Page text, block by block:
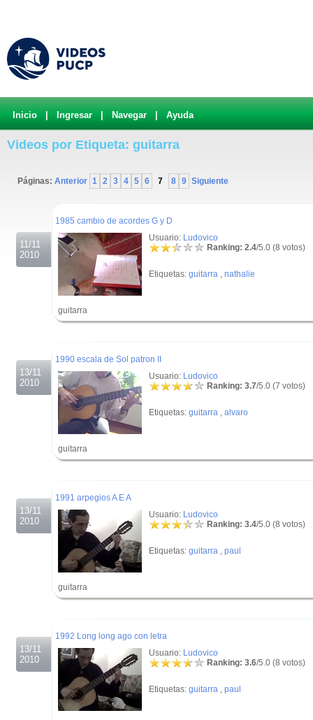
Inicio Ingresar Navegar Ayuda
Videos por Etiqueta: guitarra
Páginas: Anterior 1 2 3 4 5 6 7 8 9 Siguiente
11/11
2010
1985 cambio de acordes G y D
Usuario: Ludovico
Ranking: 2.4/5.0 (8 votos)
Etiquetas: guitarra , nathalie
guitarra
13/11
2010
1990 escala de Sol patron II
Usuario: Ludovico
Ranking: 3.7/5.0 (7 votos)
Etiquetas: guitarra , alvaro
guitarra
13/11
2010
1991 arpegios A E A
Usuario: Ludovico
Ranking: 3.4/5.0 (8 votos)
Etiquetas: guitarra , paul
guitarra
13/11
2010
1992 Long long ago con letra
Usuario: Ludovico
Ranking: 3.6/5.0 (8 votos)
Etiquetas: guitarra , paul